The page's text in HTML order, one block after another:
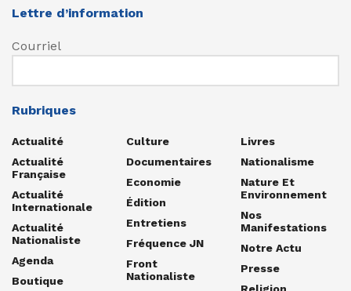
Lettre d’information
Courriel
Rubriques
Actualité
Actualité
Française
Actualité
Internationale
Actualité
Nationaliste
Agenda
Boutique
Culture
Documentaires
Economie
Édition
Entretiens
Fréquence JN
Front
Nationaliste
Livres
Nationalisme
Nature Et
Environnement
Nos
Manifestations
Notre Actu
Presse